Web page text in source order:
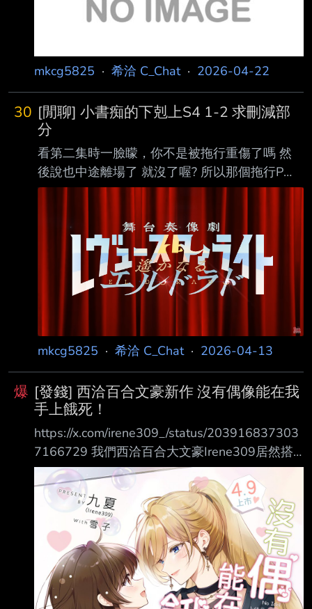
mkcg5825 · 希洽 C_Chat· 2026-04-22
30 [閒聊] 小書痴的下剋上S4 1-2 求刪減部
分
看第二集時一臉矇，你不是被拖行重傷了嗎 然
後說也中途離場了 就沒了喔? 所以那個拖行P孩
沒有任何被教訓嗎? 都拖行成那樣總不可能沒有
嚴重傷害吧? 直接就跳去接任儀式了，求原作黨
講一下被拖行重傷到接任儀式被刪了多少東西
想知道 -- 少女歌劇コンソールゲーム 『舞台奏
像劇-遙かなるエルドラド』
https://i.imgur.com/75nCMeC.png
https://www.youtube.com/watch?
v=XRaxV40NSNE
https://www.youtube.com/watch?v=
mkcg5825 · 希洽 C_Chat· 2026-04-13
爆 [發錢] 西洽百合文豪新作 沒有偶像能在我
手上餓死！
https://x.com/irene309_/status/203916837303
7166729 我們西洽百合大文豪Irene309居然搭
上了 百合大佬之一的雪子老師 新作 【沒有偶像
能在我手上餓死！】 4/9出版 封面繪製：雪子老
師 (@/aoiyukiko)
https://pbs.twimg.com/media/HEwxcXvbwAAC
1Dg.jpg
https://pbs.twimg.com/media/HEwxeOoaEAAv9
x2.jpg 根本西洽百合救星，未來合作請雪子畫小
說插畫 的幻想